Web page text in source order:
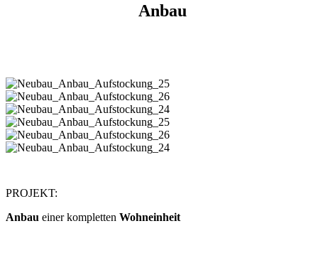
Anbau
PROJEKT:
Anbau einer kompletten Wohneinheit